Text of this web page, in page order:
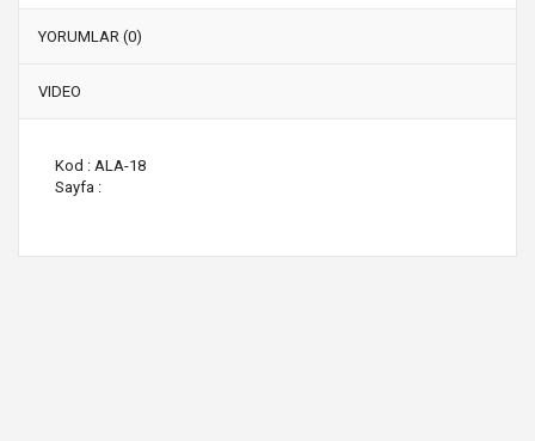
YORUMLAR (0)
VIDEO
Kod : ALA-18
Sayfa :